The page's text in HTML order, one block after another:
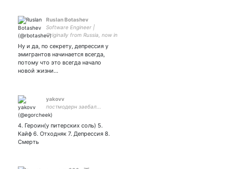
Ruslan Botashev
Software Engineer |
Originally from Russia, now in
music, guns, movies &
coffee | Father of two & dog
owner
Ну и да, по секрету, депрессия у
эмигрантов начинается всегда,
потому что это всегда начало
новой жизни…
yakovv
постмодерн заебал...
4. Героин(у питерских соль) 5.
Кайф 6. Отходняк 7. Депрессия 8.
Смерть